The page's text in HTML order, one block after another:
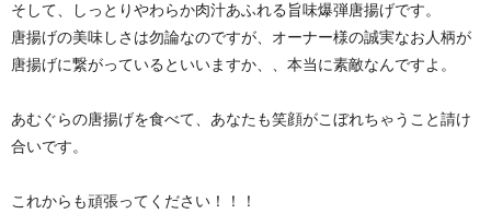
そして、しっとりやわらか肉汁あふれる旨味爆弾唐揚げです。
唐揚げの美味しさは勿論なのですが、オーナー様の誠実なお人柄が
唐揚げに繋がっているといいますか、、本当に素敵なんですよ。
あむぐらの唐揚げを食べて、あなたも笑顔がこぼれちゃうこと請け
合いです。
これからも頑張ってください！！！